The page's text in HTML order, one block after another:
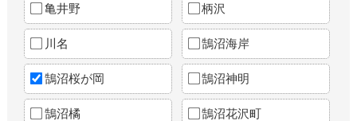
亀井野 柄沢
川名 鵠沼海岸
鵠沼桜が岡 鵠沼神明
鵠沼橘 鵠沼花沢町